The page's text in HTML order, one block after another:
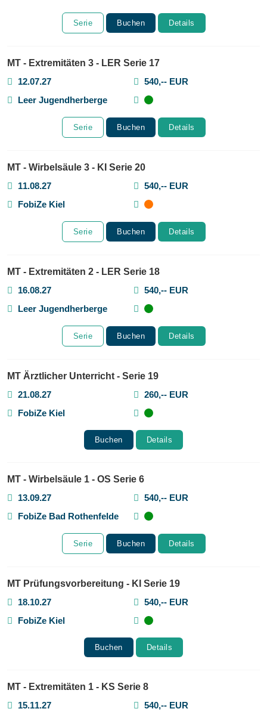
Serie Buchen Details
MT - Extremitäten 3 - LER Serie 17
12.07.27
540,-- EUR
Leer Jugendherberge
Serie Buchen Details
MT - Wirbelsäule 3 - KI Serie 20
11.08.27
540,-- EUR
FobiZe Kiel
Serie Buchen Details
MT - Extremitäten 2 - LER Serie 18
16.08.27
540,-- EUR
Leer Jugendherberge
Serie Buchen Details
MT Ärztlicher Unterricht - Serie 19
21.08.27
260,-- EUR
FobiZe Kiel
Buchen Details
MT - Wirbelsäule 1 - OS Serie 6
13.09.27
540,-- EUR
FobiZe Bad Rothenfelde
Serie Buchen Details
MT Prüfungsvorbereitung - KI Serie 19
18.10.27
540,-- EUR
FobiZe Kiel
Buchen Details
MT - Extremitäten 1 - KS Serie 8
15.11.27
540,-- EUR